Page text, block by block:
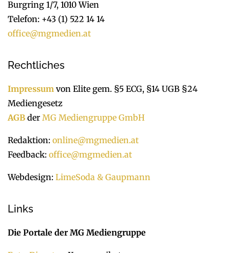
Burgring 1/7, 1010 Wien
Telefon: +43 (1) 522 14 14
office@mgmedien.at
Rechtliches
Impressum von Elite gem. §5 ECG, §14 UGB §24
Mediengesetz
AGB der MG Mediengruppe GmbH
Redaktion: online@mgmedien.at
Feedback: office@mgmedien.at
Webdesign: LimeSoda & Gaupmann
Links
Die Portale der MG Mediengruppe